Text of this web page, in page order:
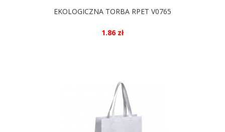
EKOLOGICZNA TORBA RPET V0765
1.86 zł